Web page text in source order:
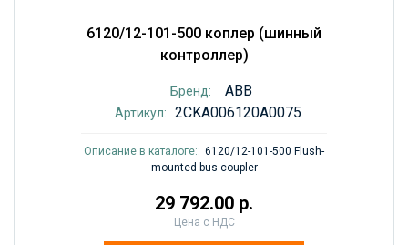
6120/12-101-500 коплер (шинный
контроллер)
Бренд: ABB
Артикул: 2CKA006120A0075
Описание в каталоге:: 6120/12-101-500 Flush-
mounted bus coupler
29 792.00 р.
Цена с НДС